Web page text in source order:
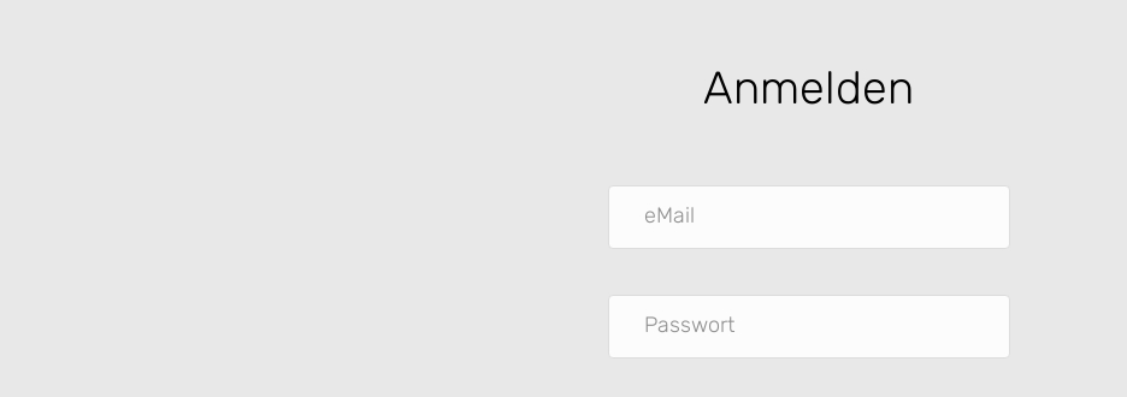
Anmelden
eMail
Passwort